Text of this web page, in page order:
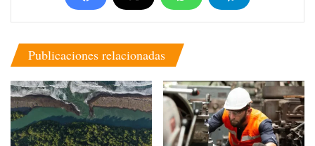
Publicaciones relacionadas